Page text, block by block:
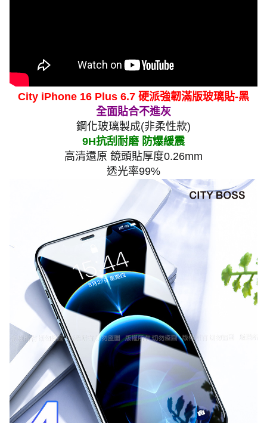
City iPhone 16 Plus 6.7 硬派強韌滿版玻璃貼-黑
全面貼合不進灰
鋼化玻璃製成(非柔性款)
9H抗刮耐磨 防爆緩震
高清還原 鏡頭貼厚度0.26mm
透光率99%